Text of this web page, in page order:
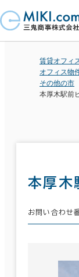
賃貸オフィ
オフィス物
その他の市
本厚木駅前
本厚木
お問い合わせ番